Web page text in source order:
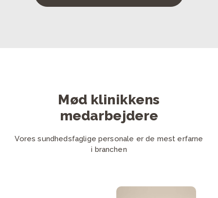
Mød klinikkens
medarbejdere
Vores sundhedsfaglige personale er de mest erfarne
i branchen